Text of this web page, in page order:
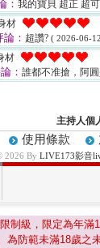
： 我的寶貝 超正 超
材
： 超讚? ( 2026-06-
材
： 誰都不准搶，阿
主持人個
使用條款
2026 By LIVE173影音
制級，限定為年滿
為防範未滿18歲之